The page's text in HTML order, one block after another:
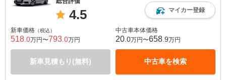
4.5 マイカー登録
新車価格 （税込）
518 .0万円〜793 .0万円
新車見積もり(無料)
中古車本体価格
20 .0万円〜658 .9万円
中古車を検索